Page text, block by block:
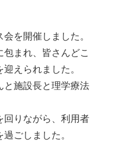
を開催しました。
まれ、皆さんどこ
えられました。
と施設長と理学療法
回りながら、利用者
ごしました。